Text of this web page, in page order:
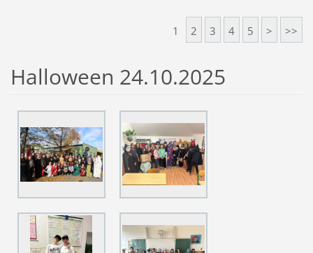
1 2 3 4 5 > >>
Halloween 24.10.2025